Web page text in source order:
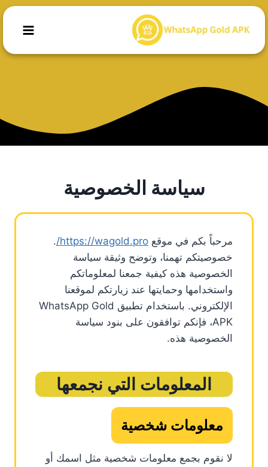
التجاوز
المحتوى
سياسة الخصوصية
مرحباً بكم في موقع https://wagold.pro/
.
خصوصيتكم تهمنا، وتوضح وثيقة سياسة
الخصوصية هذه كيفية جمعنا لمعلوماتكم
واستخدامها وحمايتها عند زيارتكم لموقعنا
الإلكتروني. باستخدام تطبيق WhatsApp Gold
APK، فإنكم توافقون على بنود سياسة
الخصوصية هذه.
المعلومات التي نجمعها
معلومات شخصية
لا نقوم بجمع معلومات شخصية مثل اسمك أو